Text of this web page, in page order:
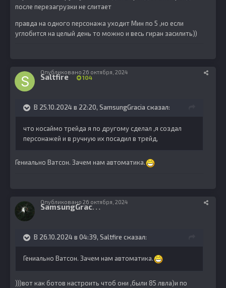
после перезагрузки не слитает
правда на одного персонажа уходит Мин по 5 ,но если
углобится на целый день то можно и весь гиран засилить))
Saltfire 104
Опубликовано 26 октября, 2024
В 25.10.2024 в 22:20, SamsungGracia сказал:
что косаймо трейда я по другому сделал ,я создал
персонажей и в ручную их посадил в трейд,
Гениально Ватсон. Зачем нам автоматика.
S
amsungGracia 5
Опубликовано 26 октября, 2024
В 26.10.2024 в 04:39, Saltfire сказал:
Гениально Ватсон. Зачем нам автоматика.
)))вот как ботов настроить чтоб они ,были 85 лвла)и по